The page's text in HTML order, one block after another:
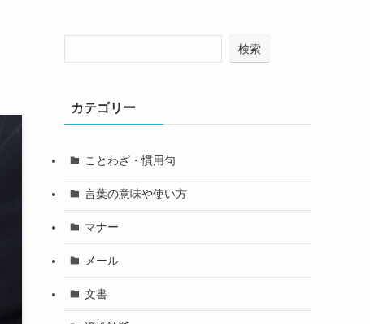
検索
カテゴリー
ことわざ・慣用句
言葉の意味や使い方
マナー
メール
文書